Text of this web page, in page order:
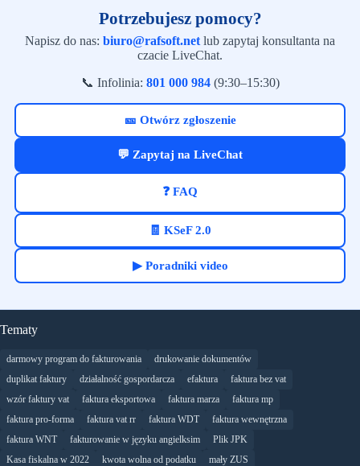
Potrzebujesz pomocy?
Napisz do nas: biuro@rafsoft.net lub zapytaj konsultanta na
czacie LiveChat.
📞 Infolinia: 801 000 984(9:30–15:30)
🎫 Otwórz zgłoszenie
💬 Zapytaj na LiveChat
❓ FAQ
🧾 KSeF 2.0
▶ Poradniki video
Tematy
darmowy program do fakturowania
drukowanie dokumentów
duplikat faktury
działalność gospordarcza efaktura
faktura bez vat
wzór faktury vat
faktura eksportowa faktura marza
faktura mp
faktura pro-forma
faktura vat rr faktura WDT
faktura wewnętrzna
faktura WNT
fakturowanie w języku angielksim
Plik JPK
Kasa fiskalna w 2022
kwota wolna od podatku
mały ZUS